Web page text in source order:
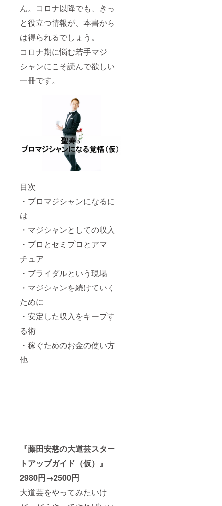
ん。コロナ以降でも、きっ
と役立つ情報が、本書から
は得られるでしょう。
コロナ期に悩む若手マジ
シャンにこそ読んで欲しい
一冊です。
目次
・プロマジシャンになるに
は
・マジシャンとしての収入
・プロとセミプロとアマ
チュア
・ブライダルという現場
・マジシャンを続けていく
ために
・安定した収入をキープす
る術
・稼ぐためのお金の使い方
他
『藤田安慈の大道芸スター
トアップガイド（仮）』
2980円→2500円
大道芸をやってみたいけ